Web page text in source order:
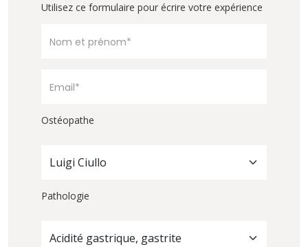
Utilisez ce formulaire pour écrire votre expérience
Ostéopathe
Luigi Ciullo
Pathologie
Acidité gastrique, gastrite